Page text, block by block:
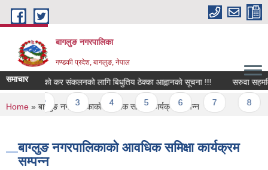
Skip to main content
बागलुङ नगरपालिका
गण्डकी प्रदेश, बागलुङ, नेपाल
समाचारकार्यको कर संकलनको लागि बिधुतिय ठेक्का आह्वानको सूचना !!! सरुवा
1 3 4 5 6
You are here
Home » बाग्लुङ नगरपालिकाको आवधिक समिक्षा कार्यक्रम सम्पन्न
बाग्लुङ नगरपालिकाको आवधिक समिक्षा कार्यक्रम
सम्पन्न